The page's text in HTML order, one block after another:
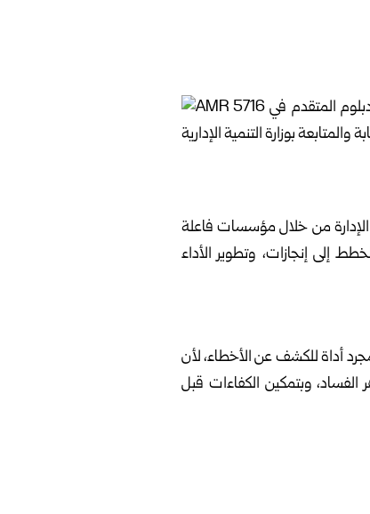
الإدارة من خلال مؤسسات فاعلة
إلى إنجازات، وتطوير الأداء
مجرد أداة للكشف عن الأخطاء، لأن
الفساد، وبتمكين الكفاءات قبل